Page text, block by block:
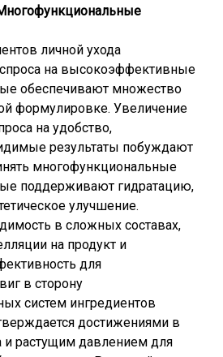
личной ухода
спроса на высокоэффективные
обеспечивают множество
формулировке. Увеличение
на удобство,
результаты побуждают
многофункциональные
поддерживают гидратацию,
улучшение.
в сложных составах,
на продукт и
для
в сторону
систем ингредиентов
достижениями в
и растущим давлением для